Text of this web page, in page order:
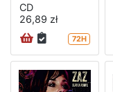
CD
26,89 zł
72H